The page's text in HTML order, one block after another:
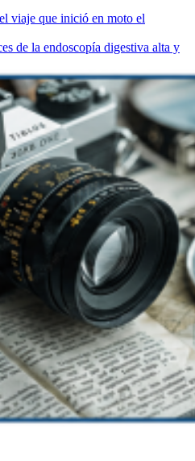
viaje que inició en moto el
de la endoscopía digestiva alta y